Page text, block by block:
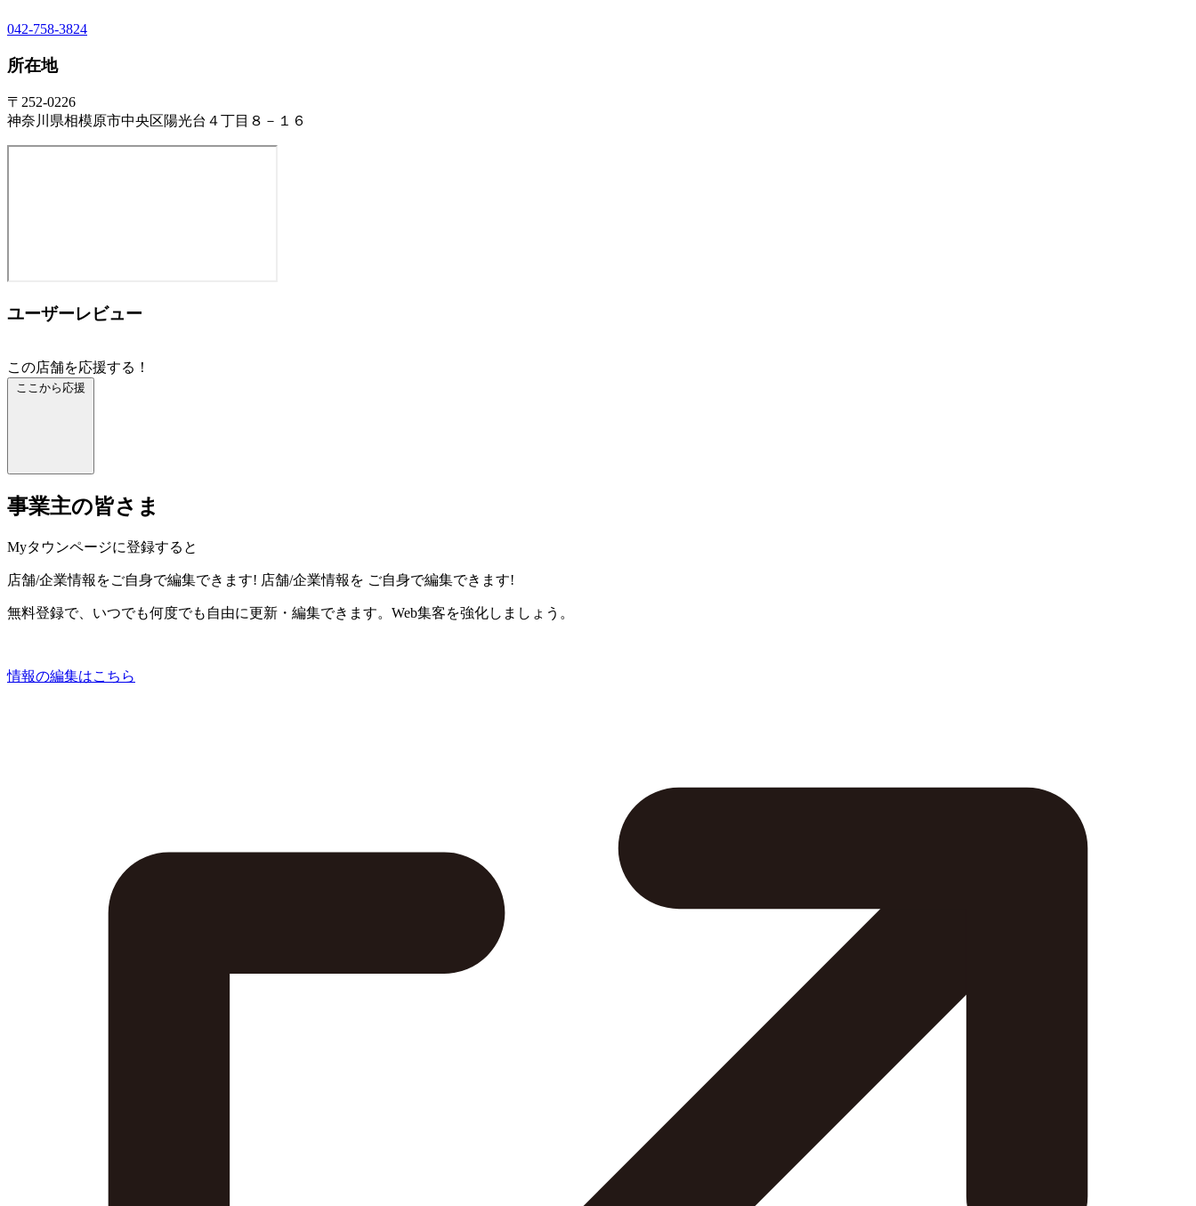
042-758-3824
所在地
〒252-0226
神奈川県相模原市中央区陽光台４丁目８－１６
ユーザーレビュー
この店舗を応援する！
ここから応援
事業主の皆さま
Myタウンページに登録すると
店舗/企業情報をご自身で編集できます! 店舗/企業情報を ご自身で編集できます!
無料登録で、いつでも何度でも自由に更新・編集できます。Web集客を強化しましょう。
情報の編集はこちら